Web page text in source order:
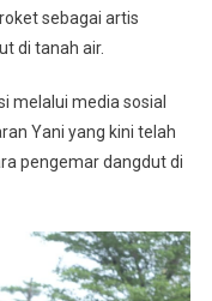
sebagai artis
di tanah air.
melalui media sosial
Yani yang kini telah
pengemar dangdut di